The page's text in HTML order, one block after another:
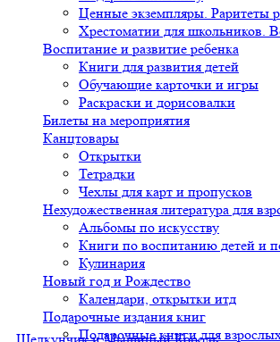
Ценные экземпляры. Раритеты
Хрестоматии для школьников.
Воспитание и развитие ребенка
Книги для развития детей
Обучающие карточки и игры
Раскраски и дорисовалки
Билеты на мероприятия
Канцтовары
Открытки
Тетрадки
Чехлы для карт и пропусков
Нехудожественная литература для
Альбомы по искусству
Книги по воспитанию детей и
Кулинария
Новый год и Рождество
Календари, открытки итд
Подарочные издания книг
Подарочные книги для